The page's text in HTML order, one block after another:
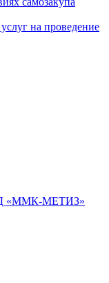
на проведение
«ММК-МЕТИЗ»